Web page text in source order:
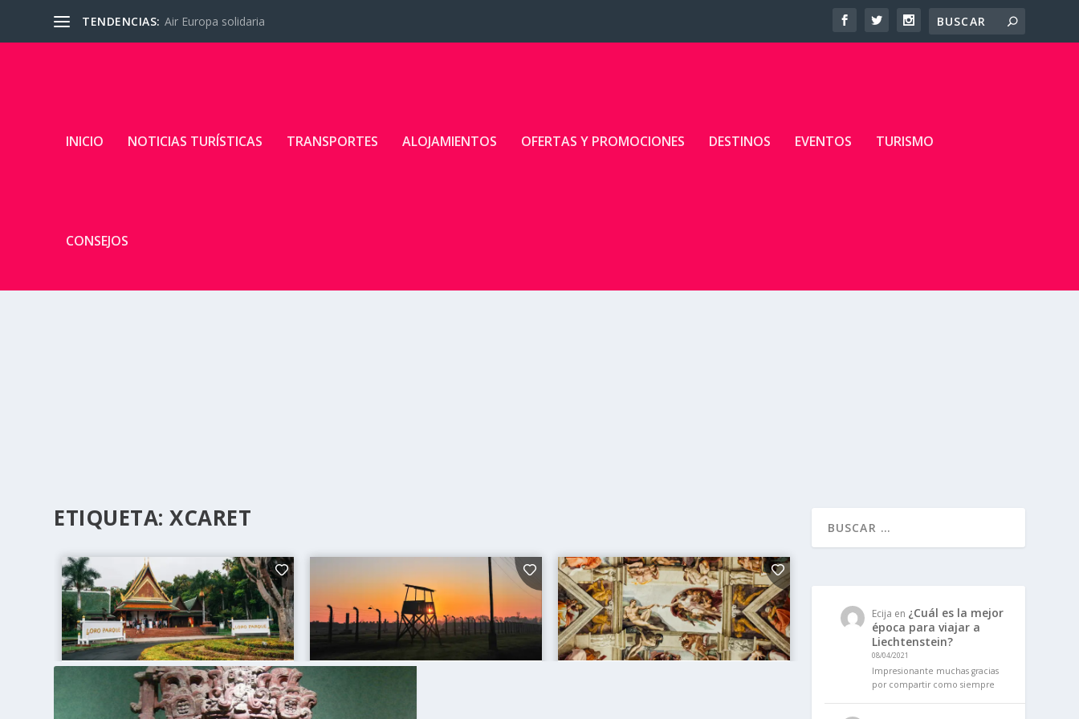
TENDENCIAS: Air Europa solidaria
INICIO NOTICIAS TURÍSTICAS TRANSPORTES ALOJAMIENTOS OFERTAS Y PROMOCIONES DESTINOS EVENTOS TURISMO
CONSEJOS
ETIQUETA:XCARET
Ecija en ¿Cuál es la mejor
época para viajar a
Liechtenstein?
08/04/2021
Impresionante muchas gracias
por compartir como siempre